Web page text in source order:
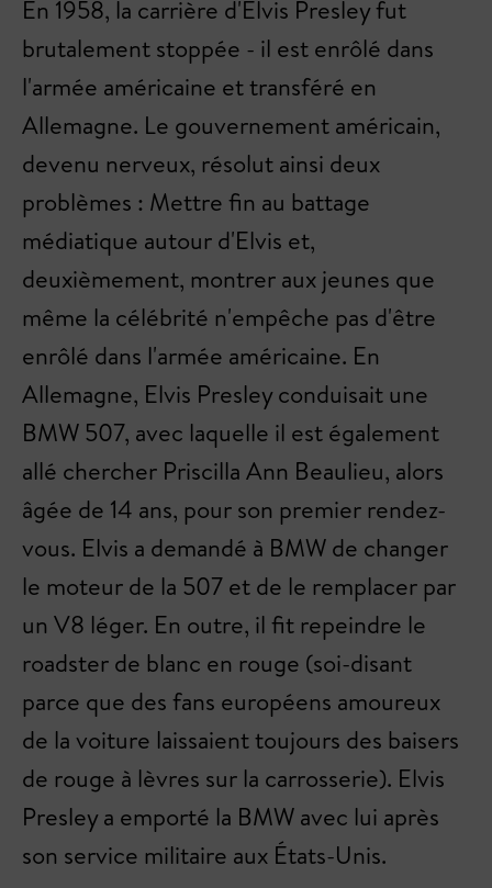
En 1958, la carrière d'Elvis Presley fut
brutalement stoppée - il est enrôlé dans
l'armée américaine et transféré en
Allemagne. Le gouvernement américain,
devenu nerveux, résolut ainsi deux
problèmes : Mettre fin au battage
médiatique autour d'Elvis et,
deuxièmement, montrer aux jeunes que
même la célébrité n'empêche pas d'être
enrôlé dans l'armée américaine. En
Allemagne, Elvis Presley conduisait une
BMW 507, avec laquelle il est également
allé chercher Priscilla Ann Beaulieu, alors
âgée de 14 ans, pour son premier rendez-
vous. Elvis a demandé à BMW de changer
le moteur de la 507 et de le remplacer par
un V8 léger. En outre, il fit repeindre le
roadster de blanc en rouge (soi-disant
parce que des fans européens amoureux
de la voiture laissaient toujours des baisers
de rouge à lèvres sur la carrosserie). Elvis
Presley a emporté la BMW avec lui après
son service militaire aux États-Unis.